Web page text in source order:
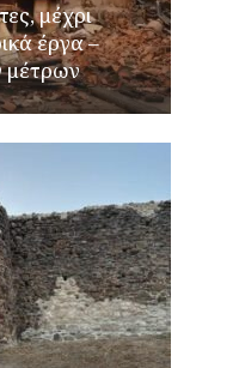
μέχρι
έργα –
μέτρων